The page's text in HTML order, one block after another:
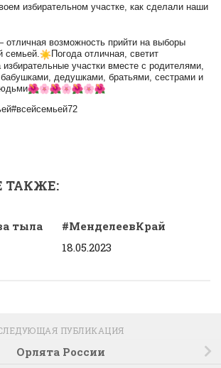
избирательном участке, как сделали наши
возможность прийти на выборы
семьей.
Погода отличная, светит
участки вместе с родителями,
дедушками, братьями, сестрами и
ТАКЖЕ:
тыла
#МенделеевКрай
18.05.2023
ПУБЛИКАЦИЯ
Орлята России